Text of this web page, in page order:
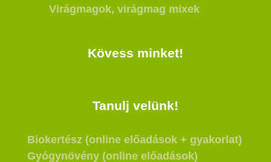
Virágmagok, virágmag mixek
Kövess minket!
Tanulj velünk!
Biokertész (online előadások + gyakorlat)
Gyógynövény (online előadások)